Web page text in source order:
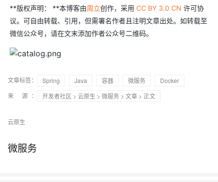
**版权声明： **本博客由周立创作，采用 CC BY 3.0 CN 许可协
议。可自由转载、引用，但需署名作者且注明文章出处。如转载至
微信公众号，请在文末添加作者公众号二维码。
文章标签： Spring Java 容器 微服务
Docker
来 源：
开发者社区 > 云原生 > 微服务 > 文章 > 正文
云原生
微服务